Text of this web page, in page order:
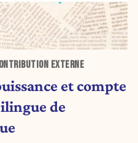
EXTERNE
et compte
de